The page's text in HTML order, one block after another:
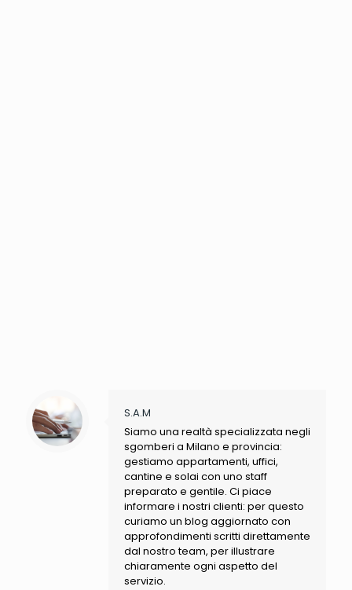
S.A.M
Siamo una realtà specializzata negli
sgomberi a Milano e provincia:
gestiamo appartamenti, uffici,
cantine e solai con uno staff
preparato e gentile. Ci piace
informare i nostri clienti: per questo
curiamo un blog aggiornato con
approfondimenti scritti direttamente
dal nostro team, per illustrare
chiaramente ogni aspetto del
servizio.